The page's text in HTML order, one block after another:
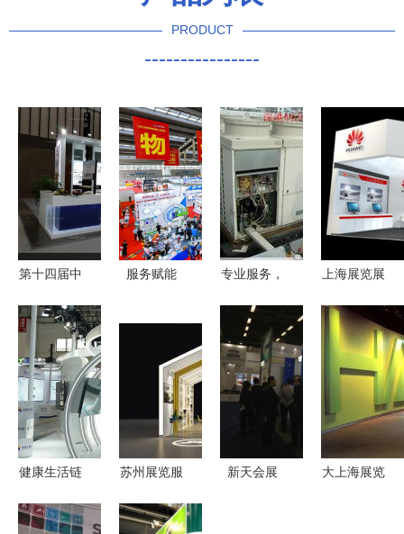
PRODUCT
----------------
第十四届中
际软件产品
和信息服务
交易博览会
数字新引
擎，赋能产
业未来
服务赋能
中海物业亮
相第三届中
国国际物业
管理产业博
览会
专业服务，
深圳市深港
大金空调售
后维修服务
中心，您值
得信赖的会
展服务伙伴
上海展览展
方位服务
商场酒店活
动与户外设
计的专业搭
建及高清图
片展示——
健康生活链
博会，集中
苏州展览服
站式获取最
新天会展
大上海展览